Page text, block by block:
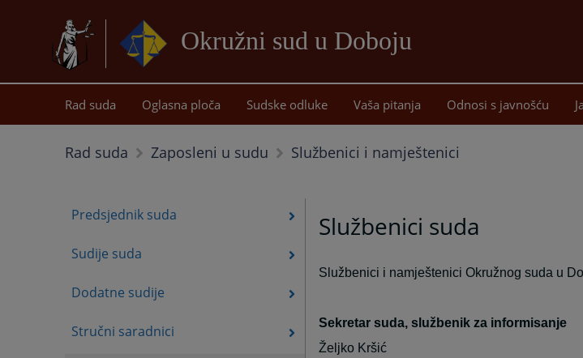
Okružni sud u Doboju
sadržaj
Rad suda Oglasna ploča Sudske odluke Vaša pitanja Odnosi s javnošću
Rad suda Zaposleni u sudu Službenici i namještenici
Predsjednik suda
Sudije suda
Dodatne sudije
Stručni saradnici
Službenici suda
Službenici i namještenici Okružnog suda u
Sekretar suda, službenik za informisanje
Željko Kršić